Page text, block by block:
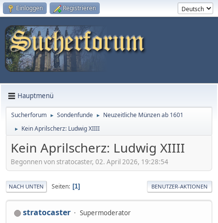
Einloggen Registrieren
Hauptmenü
Sucherforum ► Sondenfunde ► Neuzeitliche Münzen ab 1601
► Kein Aprilscherz: Ludwig XIIII
Kein Aprilscherz: Ludwig XIIII
Begonnen von stratocaster, 02. April 2026, 19:28:54
NACH UNTEN Seiten 1 BENUTZER-AKTIONEN
stratocaster Supermoderator